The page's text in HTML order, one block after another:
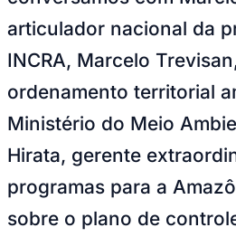
articulador nacional da
INCRA, Marcelo
ordenamento territorial
Ministério do Meio
Hirata, gerente
programas para a
sobre o plano de